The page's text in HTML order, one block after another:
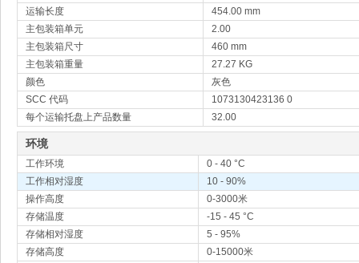
运输长度
454.00 mm
主包装箱单元
2.00
主包装箱尺寸
460 mm
主包装箱重量
27.27 KG
颜色
灰色
SCC 代码
1073130423136 0
每个运输托盘上产品数量
32.00
环境
工作环境
0 - 40 °C
工作相对湿度
10 - 90%
操作高度
0-3000米
存储温度
-15 - 45 °C
存储相对湿度
5 - 95%
存储高度
0-15000米